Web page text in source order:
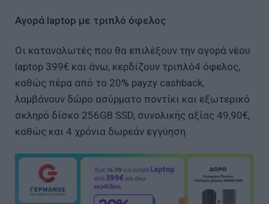
Αγορά laptop με τριπλό όφελος
Οι καταναλωτές που θα επιλέξουν την αγορά νέου
laptop 399€ και άνω, κερδίζουν τριπλό4 όφελος,
καθώς πέρα από το 20% payzy cashback,
λαμβάνουν δώρο ασύρματο ποντίκι και εξωτερικό
σκληρό δίσκο 256GB SSD, συνολικής αξίας 49,90€,
καθώς και 4 χρόνια δωρεάν εγγύηση.